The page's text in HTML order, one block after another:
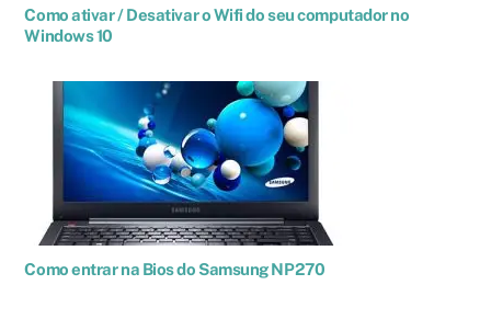
Como ativar / Desativar o Wifi do seu computador no
Windows 10
Como entrar na Bios do Samsung NP270